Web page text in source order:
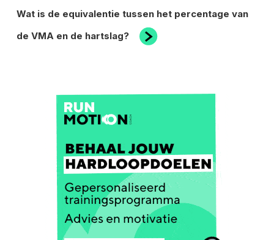
Volgend
Wat is de equivalentie tussen het percentage van
de VMA en de hartslag?